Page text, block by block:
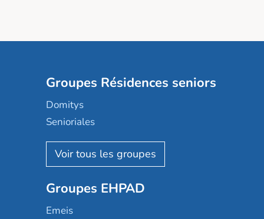
Groupes Résidences seniors
Domitys
Senioriales
Nohée
Les Résidentiels
Mobicap
Domusvi
Groupes EHPAD
Emeis